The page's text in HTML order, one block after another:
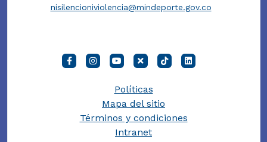
nisilencioniviolencia@mindeporte.gov.co
Políticas
Mapa del sitio
Términos y condiciones
Intranet